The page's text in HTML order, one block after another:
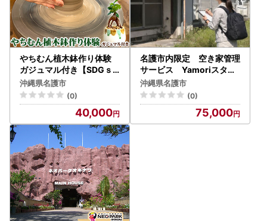
やちむん植木鉢作り体験
ガジュマル付き【SDGｓ
】 やちむん 焼き物 陶芸 ガ
ジュマル 植木鉢 体験 伝統
工芸 植物 鑑賞用 観葉植物
インテリア 初心者 ふるさ
と納税 おきなわ 沖縄 オキ
ナワ 名護 ナゴ 国産
沖縄県名護市
(0)
40,000
名護市内限定 空き家管理
サービス Yamoriスタン
ダードプラン（1回/40分
程度） 巡回サービス 空き
家管理 空き家問題 管理サ
ービス 名護市内限定 沖縄
県 お手伝い 1回
沖縄県名護市
(0)
75,000